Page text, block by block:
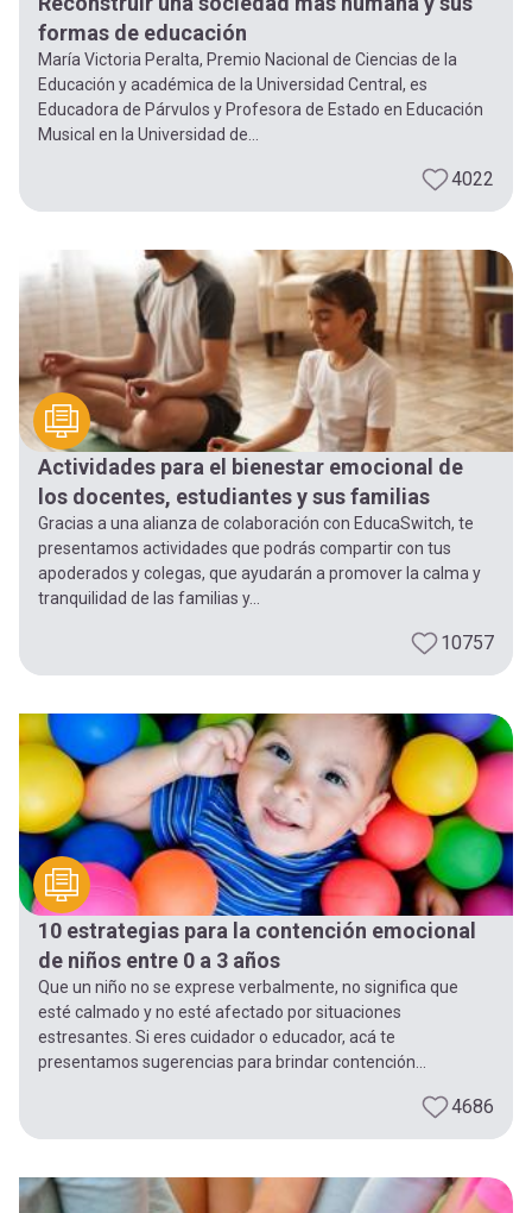
formas de educación
María Victoria Peralta, Premio Nacional de Ciencias de la
Educación y académica de la Universidad Central, es
Educadora de Párvulos y Profesora de Estado en Educación
Musical en la Universidad de...
4022
Actividades para el bienestar emocional de
los docentes, estudiantes y sus familias
Gracias a una alianza de colaboración con EducaSwitch, te
presentamos actividades que podrás compartir con tus
apoderados y colegas, que ayudarán a promover la calma y
tranquilidad de las familias y...
10757
10 estrategias para la contención emocional
de niños entre 0 a 3 años
Que un niño no se exprese verbalmente, no significa que
esté calmado y no esté afectado por situaciones
estresantes. Si eres cuidador o educador, acá te
presentamos sugerencias para brindar contención...
4686